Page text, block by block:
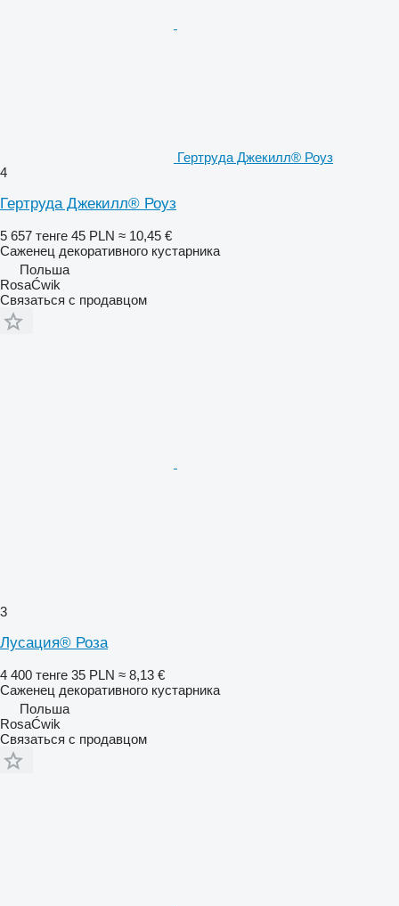
Гертруда Джекилл® Роуз
4
Гертруда Джекилл® Роуз
5 657 тенге 45 PLN ≈ 10,45 €
Саженец декоративного кустарника
Польша
RosaĆwik
Связаться с продавцом
3
Лусация® Роза
4 400 тенге 35 PLN ≈ 8,13 €
Саженец декоративного кустарника
Польша
RosaĆwik
Связаться с продавцом